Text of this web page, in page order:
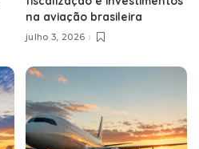
na aviação brasileira
julho 3, 2026